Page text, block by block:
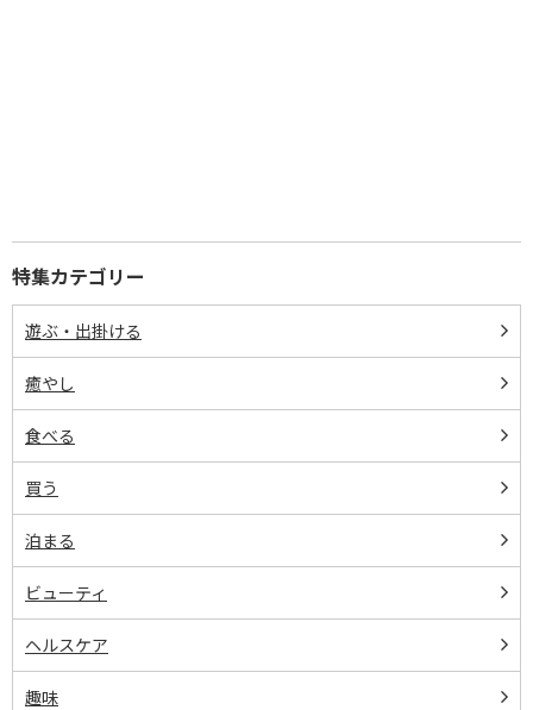
特集カテゴリー
遊ぶ・出掛ける
癒やし
食べる
買う
泊まる
ビューティ
ヘルスケア
趣味